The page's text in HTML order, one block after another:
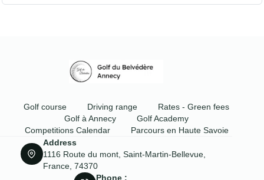
Golf course Driving range
Rates - Green fees
Golf à Annecy
Golf Academy
Competitions Calendar
Parcours en Haute Savoie
Address
1116 Route du mont, Saint-Martin-Bellevue,
France, 74370
Phone :